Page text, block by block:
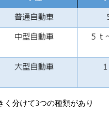
く分けて3つの種類があり